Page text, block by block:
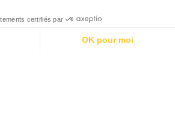
certifiés par
OK pour moi
Sorties / Voyages